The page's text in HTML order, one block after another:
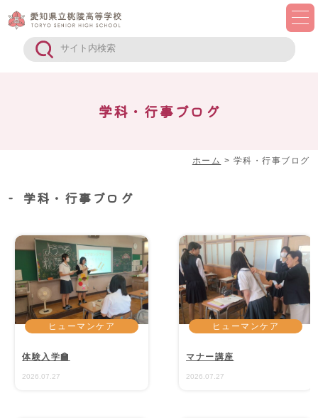
学科・行事ブログ
ホーム > 学科・行事ブログ
学科・行事ブログ
ヒューマンケア
体験入学🏫
2026.07.27
ヒューマンケア
マナー講座
2026.07.27